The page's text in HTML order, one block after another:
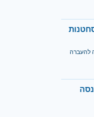
להעברה